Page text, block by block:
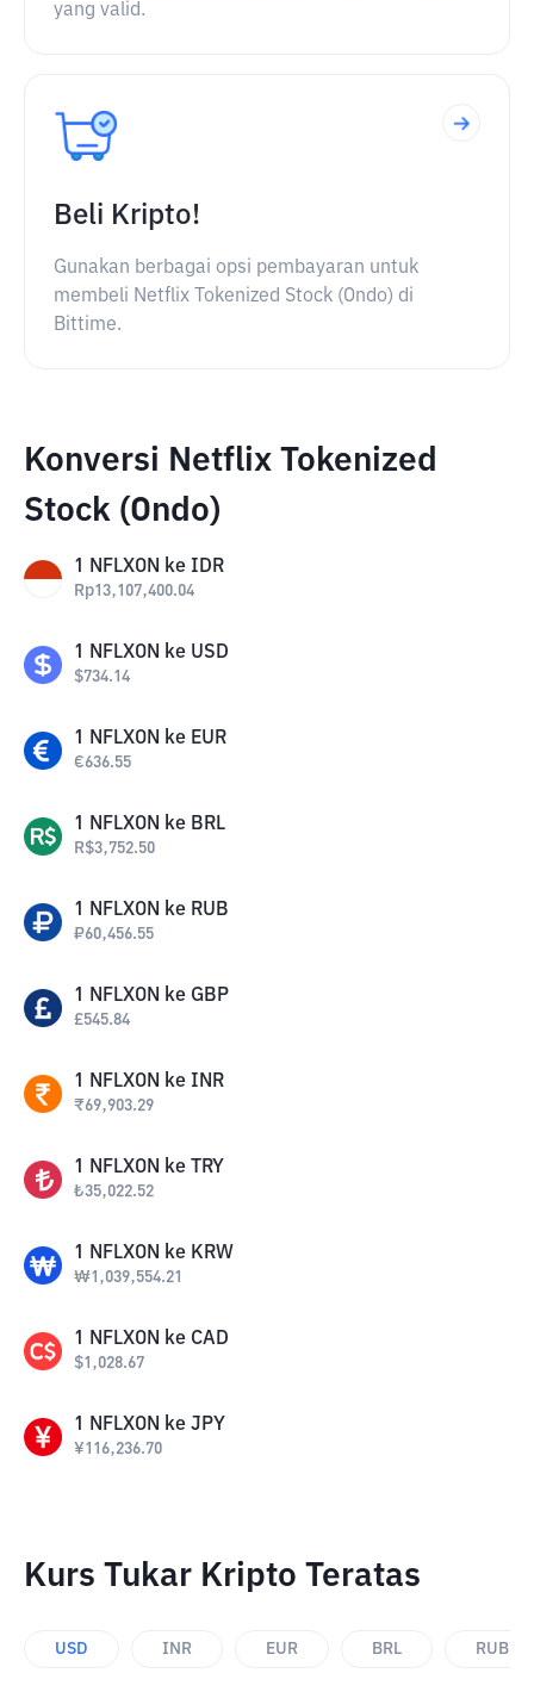
yang valid.
Beli Kripto!
Gunakan berbagai opsi pembayaran untuk
membeli Netflix Tokenized Stock (Ondo) di
Bittime.
Konversi Netflix Tokenized
Stock (Ondo)
1 NFLXON ke IDR
Rp13,107,400.04
1 NFLXON ke USD
$734.14
1 NFLXON ke EUR
€636.55
1 NFLXON ke BRL
R$3,752.50
1 NFLXON ke RUB
₽60,456.55
1 NFLXON ke GBP
£545.84
1 NFLXON ke INR
₹69,903.29
1 NFLXON ke TRY
₺35,022.52
1 NFLXON ke KRW
₩1,039,554.21
1 NFLXON ke CAD
$1,028.67
1 NFLXON ke JPY
¥116,236.70
Kurs Tukar Kripto Teratas
USD INR EUR BRL RUB